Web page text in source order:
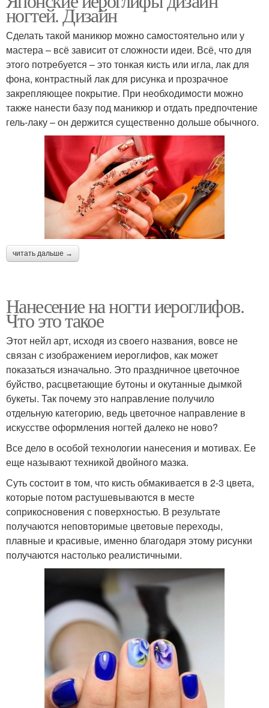
ногтей. Дизайн
Сделать такой маникюр можно самостоятельно или у
мастера – всё зависит от сложности идеи. Всё, что для
этого потребуется – это тонкая кисть или игла, лак для
фона, контрастный лак для рисунка и прозрачное
закрепляющее покрытие. При необходимости можно
также нанести базу под маникюр и отдать предпочтение
гель-лаку – он держится существенно дольше обычного.
читать дальше →
Нанесение на ногти иероглифов.
Что это такое
Этот нейл арт, исходя из своего названия, вовсе не
связан с изображением иероглифов, как может
показаться изначально. Это праздничное цветочное
буйство, расцветающие бутоны и окутанные дымкой
букеты. Так почему это направление получило
отдельную категорию, ведь цветочное направление в
искусстве оформления ногтей далеко не ново?
Все дело в особой технологии нанесения и мотивах. Ее
еще называют техникой двойного мазка.
Суть состоит в том, что кисть обмакивается в 2-3 цвета,
которые потом растушевываются в месте
соприкосновения с поверхностью. В результате
получаются неповторимые цветовые переходы,
плавные и красивые, именно благодаря этому рисунки
получаются настолько реалистичными.